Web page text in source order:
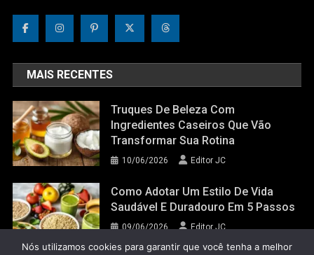
MAIS RECENTES
Truques De Beleza Com
Ingredientes Caseiros Que Vão
Transformar Sua Rotina
10/06/2026 Editor JC
Como Adotar Um Estilo De Vida
Saudável E Duradouro Em 5 Passos
09/06/2026 Editor JC
Nós utilizamos cookies para garantir que você tenha a melhor